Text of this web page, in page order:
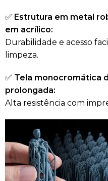
✅ Estrutura em metal
em acrílico:
Durabilidade e acesso
limpeza.
✅ Tela monocromática
prolongada:
Alta resistência com